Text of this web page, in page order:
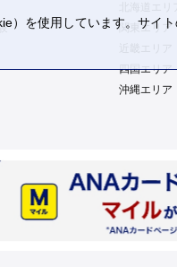
関東エリア
四国エリア
沖縄エリア
を使用しています。サイ